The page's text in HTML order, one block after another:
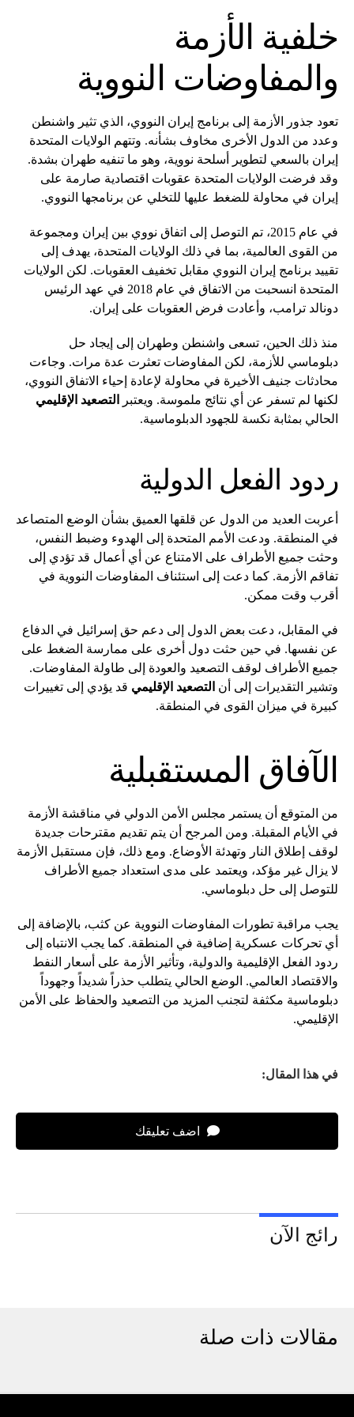
خلفية الأزمة
والمفاوضات النووية
تعود جذور الأزمة إلى برنامج إيران النووي، الذي تثير واشنطن
وعدد من الدول الأخرى مخاوف بشأنه. وتتهم الولايات المتحدة
إيران بالسعي لتطوير أسلحة نووية، وهو ما تنفيه طهران بشدة.
وقد فرضت الولايات المتحدة عقوبات اقتصادية صارمة على
إيران في محاولة للضغط عليها للتخلي عن برنامجها النووي.
في عام 2015، تم التوصل إلى اتفاق نووي بين إيران ومجموعة
من القوى العالمية، بما في ذلك الولايات المتحدة، يهدف إلى
تقييد برنامج إيران النووي مقابل تخفيف العقوبات. لكن الولايات
المتحدة انسحبت من الاتفاق في عام 2018 في عهد الرئيس
دونالد ترامب، وأعادت فرض العقوبات على إيران.
منذ ذلك الحين، تسعى واشنطن وطهران إلى إيجاد حل
دبلوماسي للأزمة، لكن المفاوضات تعثرت عدة مرات. وجاءت
محادثات جنيف الأخيرة في محاولة لإعادة إحياء الاتفاق النووي،
لكنها لم تسفر عن أي نتائج ملموسة. ويعتبر
التصعيد الإقليمي
الحالي بمثابة نكسة للجهود الدبلوماسية.
ردود الفعل الدولية
أعربت العديد من الدول عن قلقها العميق بشأن الوضع المتصاعد
في المنطقة. ودعت الأمم المتحدة إلى الهدوء وضبط النفس،
وحثت جميع الأطراف على الامتناع عن أي أعمال قد تؤدي إلى
تفاقم الأزمة. كما دعت إلى استئناف المفاوضات النووية في
أقرب وقت ممكن.
في المقابل، دعت بعض الدول إلى دعم حق إسرائيل في الدفاع
عن نفسها. في حين حثت دول أخرى على ممارسة الضغط على
جميع الأطراف لوقف التصعيد والعودة إلى طاولة المفاوضات.
وتشير التقديرات إلى أن التصعيد الإقليمي قد يؤدي إلى تغييرات
كبيرة في ميزان القوى في المنطقة.
الآفاق المستقبلية
من المتوقع أن يستمر مجلس الأمن الدولي في مناقشة الأزمة
في الأيام المقبلة. ومن المرجح أن يتم تقديم مقترحات جديدة
لوقف إطلاق النار وتهدئة الأوضاع. ومع ذلك، فإن مستقبل الأزمة
لا يزال غير مؤكد، ويعتمد على مدى استعداد جميع الأطراف
للتوصل إلى حل دبلوماسي.
يجب مراقبة تطورات المفاوضات النووية عن كثب، بالإضافة إلى
أي تحركات عسكرية إضافية في المنطقة. كما يجب الانتباه إلى
ردود الفعل الإقليمية والدولية، وتأثير الأزمة على أسعار النفط
والاقتصاد العالمي. الوضع الحالي يتطلب حذراً شديداً وجهوداً
دبلوماسية مكثفة لتجنب المزيد من التصعيد والحفاظ على الأمن
الإقليمي.
في هذا المقال:
اضف تعليقك
رائج الآن
مقالات ذات صلة